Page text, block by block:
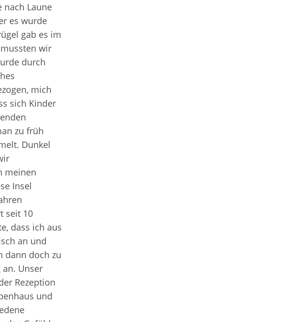
nach Laune
es wurde
gab es im
wir
durch
mich
sich Kinder
zu früh
Dunkel
meinen
Insel
seit 10
dass ich aus
an und
dann doch zu
an. Unser
Rezeption
und